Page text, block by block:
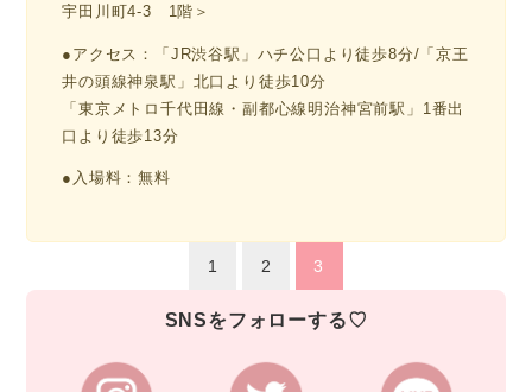
宇田川町4-3 1階＞
●アクセス：「JR渋谷駅」ハチ公口より徒歩8分/「京王
井の頭線神泉駅」北口より徒歩10分
「東京メトロ千代田線・副都心線明治神宮前駅」1番出
口より徒歩13分
●入場料：無料
1 2 3
SNSをフォローする♡